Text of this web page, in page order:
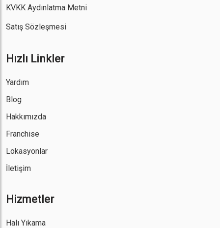
KVKK Aydınlatma Metni
Satış Sözleşmesi
Hızlı Linkler
Yardım
Blog
Hakkımızda
Franchise
Lokasyonlar
İletişim
Hizmetler
Halı Yıkama